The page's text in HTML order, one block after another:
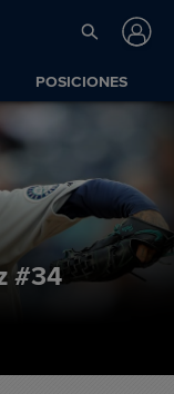
POSICIONES
#34